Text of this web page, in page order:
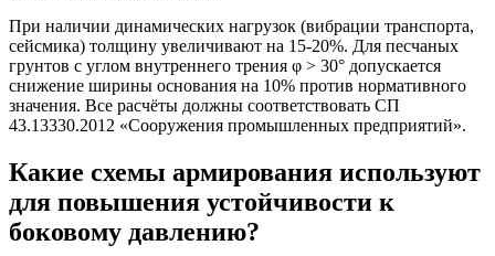
При наличии динамических нагрузок (вибрации транспорта,
сейсмика) толщину увеличивают на 15-20%. Для песчаных
грунтов с углом внутреннего трения φ > 30° допускается
снижение ширины основания на 10% против нормативного
значения. Все расчёты должны соответствовать СП
43.13330.2012 «Сооружения промышленных предприятий».
Какие схемы армирования используют
для повышения устойчивости к
боковому давлению?